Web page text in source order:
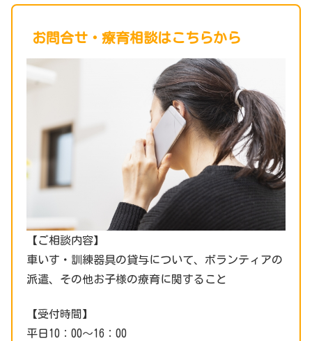
お問合せ・療育相談はこちらから
【ご相談内容】
車いす・訓練器具の貸与について、ボランティアの
派遣、その他お子様の療育に関すること
【受付時間】
平日10：00～16：00